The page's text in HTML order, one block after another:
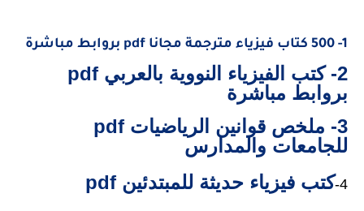
1- 500 كتاب فيزياء مترجمة مجانا pdf بروابط مباشرة
2- كتب الفيزياء النووية بالعربي pdf
بروابط مباشرة
3- ملخص قوانين الرياضيات pdf
للجامعات والمدارس
4- كتب فيزياء حديثة للمبتدئين pdf